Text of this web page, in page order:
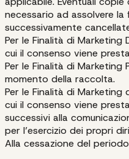
necessario ad assolvere
successivamente
Per le Finalità di
cui il consenso viene
Per le Finalità di
momento della raccolta.
Per le Finalità di
cui il consenso viene
successivi alla
per l’esercizio dei propri
Alla cessazione del